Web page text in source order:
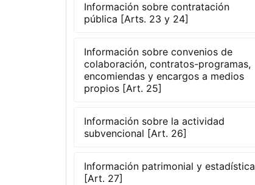
Información sobre contratación
pública [Arts. 23 y 24]
Información sobre convenios de
colaboración, contratos-programas,
encomiendas y encargos a medios
propios [Art. 25]
Información sobre la actividad
subvencional [Art. 26]
Información patrimonial y estadística
[Art. 27]